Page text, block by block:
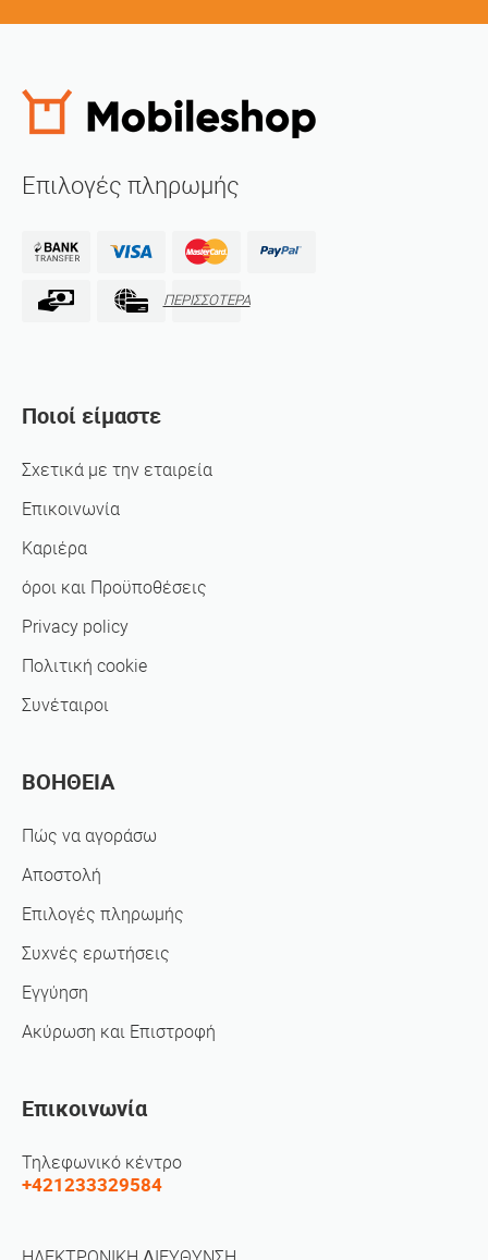
Επιλογές πληρωμής
ΠΕΡΙΣΣΟΤΕΡΑ
Ποιοί είμαστε
Σχετικά με την εταιρεία
Επικοινωνία
Καριέρα
όροι και Προϋποθέσεις
Privacy policy
Πολιτική cookie
Συνέταιροι
ΒΟΗΘΕΙΑ
Πώς να αγοράσω
Αποστολή
Επιλογές πληρωμής
Συχνές ερωτήσεις
Εγγύηση
Ακύρωση και Επιστροφή
Επικοινωνία
Τηλεφωνικό κέντρο
+421233329584